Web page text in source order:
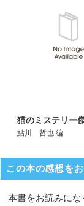
猫のミステリー
鮎川 哲也 編
この本の感想を
本書をお読みに